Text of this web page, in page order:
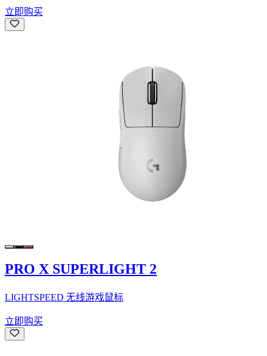
立即购买
PRO X SUPERLIGHT 2
LIGHTSPEED 无线游戏鼠标
立即购买